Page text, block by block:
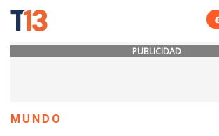
PUBLICIDAD
MUNDO